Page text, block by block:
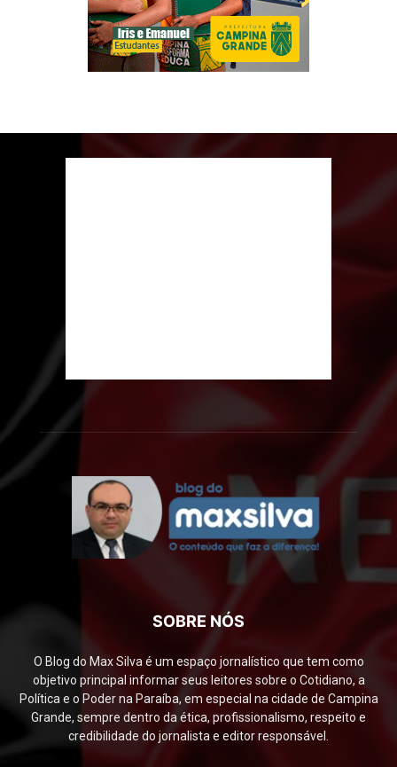
SOBRE NÓS
O Blog do Max Silva é um espaço jornalístico que tem como
objetivo principal informar seus leitores sobre o Cotidiano, a
Política e o Poder na Paraíba, em especial na cidade de Campina
Grande, sempre dentro da ética, profissionalismo, respeito e
credibilidade do jornalista e editor responsável.